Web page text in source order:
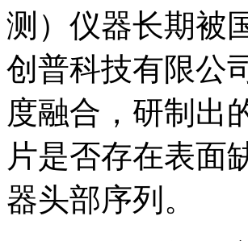
测）仪器长期被
创普科技有限公
度融合，研制出
片是否存在表面
器头部序列。